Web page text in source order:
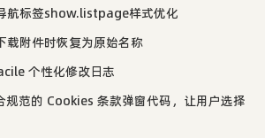
航标签show.listpage样式优化
载附件时恢复为原始名称
个性化修改日志
规范的 Cookies 条款弹窗代码，让用户选择